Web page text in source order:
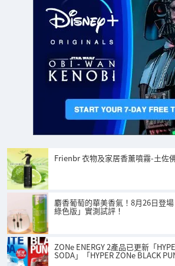
Frienbr 衣物及家居香薰噴霧-土佐
麝香葡萄的華美香氣！8月26日登
綠色版」實測試評！
ZONe ENERGY 2產品已更新「
SODA」「HYPER ZONe BLACK